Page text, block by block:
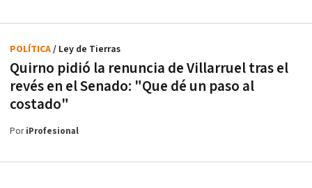
Quirno pidió la renuncia de Villarruel tras el
revés en el Senado: "Que dé un paso al
costado"
POLÍTICA/ Ley de Tierras
PoriProfesional